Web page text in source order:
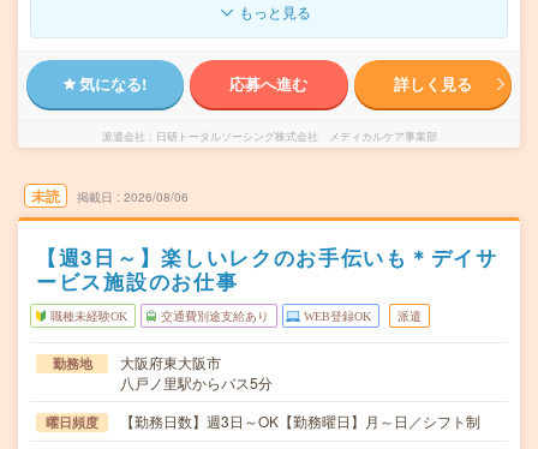
もっと見る
気になる! 応募へ進む 詳しく見る
派遣会社 日研トータルソーシング株式会社 メディカルケア事業部
未読 掲載日 2026/08/06
【週3日～】楽しいレクのお手伝いも＊デイサ
ービス施設のお仕事
職種未経験OK 交通費別途支給あり WEB登録OK 派遣
勤務地
大阪府東大阪市
八戸ノ里駅からバス5分
曜日頻度 【勤務日数】週3日～OK【勤務曜日】月～日／シフト制